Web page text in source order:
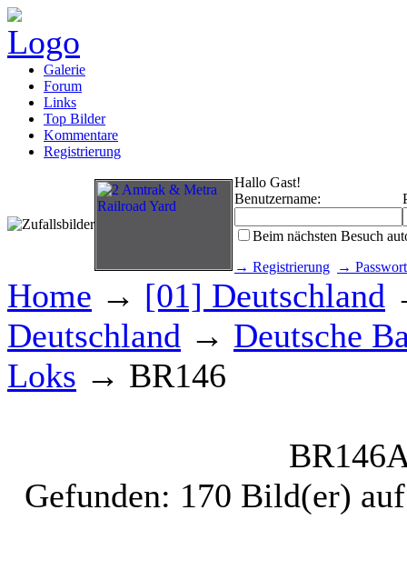
Galerie
Forum
Links
Top Bilder
Kommentare
Registrierung
Hallo Gast!
Benutzername:
Beim nächsten Besuch
→ Registrierung
→
Home → [01] Deutschland
Deutschland → Deutsche
Loks → BR146
BR146
Gefunden: 170 Bild(er)